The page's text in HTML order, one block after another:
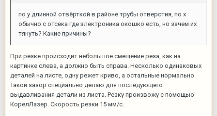
по у длинной отвёрткой в районе трубы отверстия, по х
обычно с отсека где электроника окошко есть, но зачем их
тянуть? Какие причины?
При резке происходит небольшое смещение реза, как на
картинке слева, а должно быть справа. Несколько одинаковых
деталей на листе, одну режет криво, а остальные нормально.
Такой зазор специально делаю для последующего
выдавливания детали из листа. Резку произвожу с помощью
КорелЛазер. Скорость резки 15 мм/c.